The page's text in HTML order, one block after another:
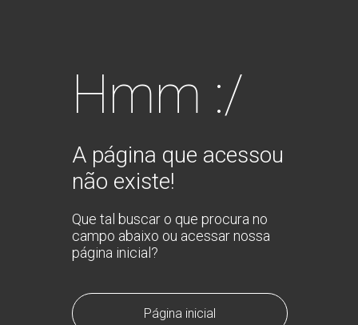
Hmm :/
A página que acessou
não existe!
Que tal buscar o que procura no
campo abaixo ou acessar nossa
página inicial?
Página inicial